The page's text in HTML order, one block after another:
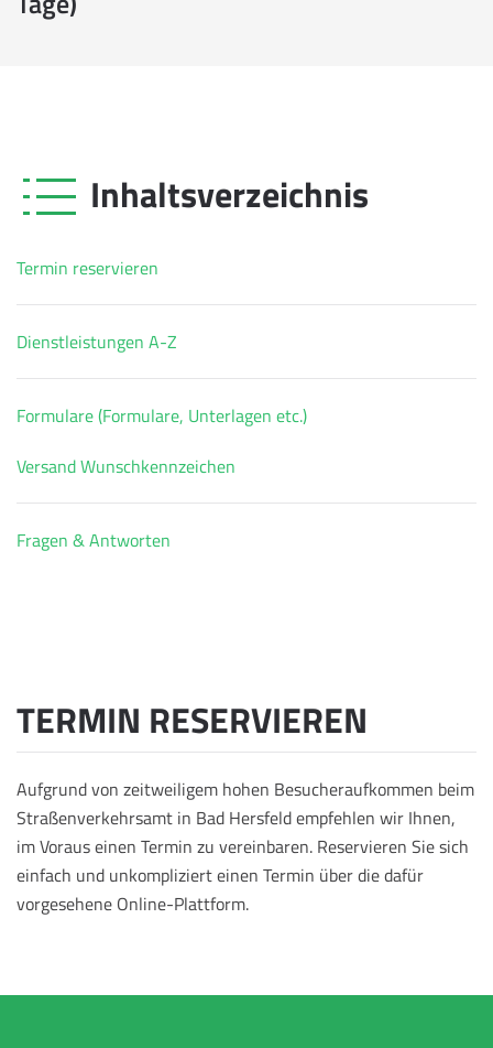
Inhaltsverzeichnis
Termin reservieren
Dienstleistungen A-Z
Formulare (Formulare, Unterlagen etc.)
Versand Wunschkennzeichen
Fragen & Antworten
TERMIN RESERVIEREN
Aufgrund von zeitweiligem hohen Besucheraufkommen beim
Straßenverkehrsamt in Bad Hersfeld empfehlen wir Ihnen,
im Voraus einen Termin zu vereinbaren. Reservieren Sie sich
einfach und unkompliziert einen Termin über die dafür
vorgesehene Online-Plattform.